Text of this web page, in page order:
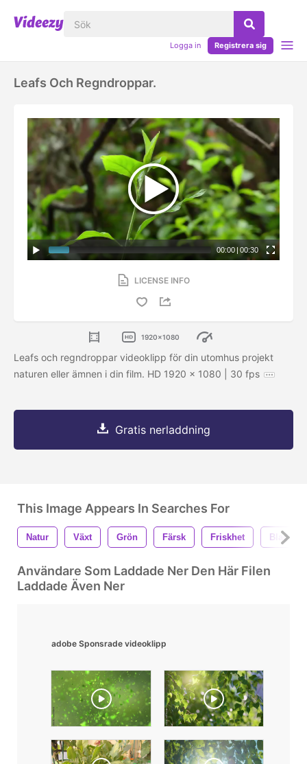
Logga in Registrera sig
Leafs Och Regndroppar.
00:00 | 00:30
LICENSE INFO
1920x1080
Leafs och regndroppar videoklipp för din utomhus projekt
naturen eller ämnen i din film. HD 1920 x 1080 | 30 fps
Gratis nerladdning
This Image Appears In Searches For
Natur Växt Grön Färsk Friskhet Blad
Användare Som Laddade Ner Den Här Filen
Laddade Även Ner
adobe Sponsrade videoklipp